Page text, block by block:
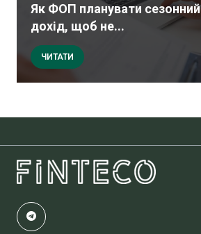
Як ФОП планувати сезонний
дохід, щоб не...
ЧИТАТИ